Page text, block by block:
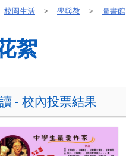
校園生活 > 學與教 > 圖書館
絮
- 校內投票結果